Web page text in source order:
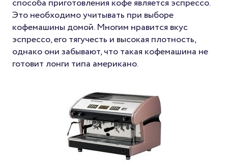
способа приготовления кофе является эспрессо.
Это необходимо учитывать при выборе
кофемашины домой. Многим нравится вкус
эспрессо, его тягучесть и высокая плотность,
однако они забывают, что такая кофемашина не
готовит лонги типа американо.